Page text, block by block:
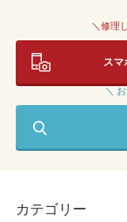
＼修理
スマ
＼
カテゴリー